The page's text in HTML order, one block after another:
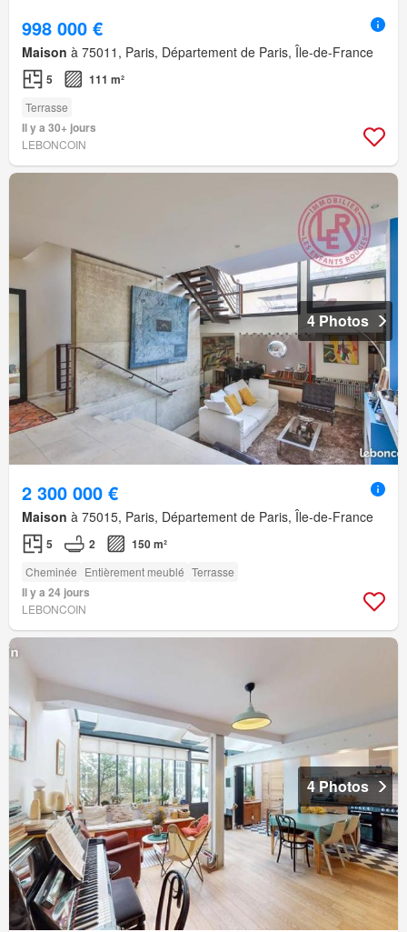
998 000 €
Maison à 75011, Paris, Département de Paris, Île-de-France
5 111 m²
Terrasse
Il y a 30+ jours
LEBONCOIN
4 Photos
2 300 000 €
Maison à 75015, Paris, Département de Paris, Île-de-France
5 2 150 m²
Cheminée Entièrement meublé Terrasse
Il y a 24 jours
LEBONCOIN
4 Photos